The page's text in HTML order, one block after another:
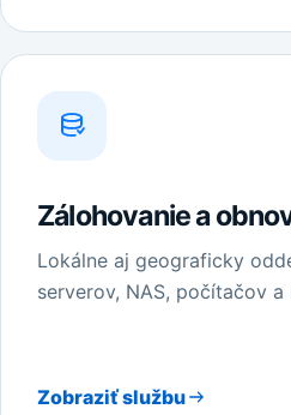
Zálohovanie a
Lokálne aj geograficky
serverov, NAS, počítačov
Zobraziť službu